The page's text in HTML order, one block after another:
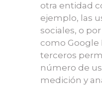
otra entidad
ejemplo, las
sociales, o
como Google
terceros
número de
medición y